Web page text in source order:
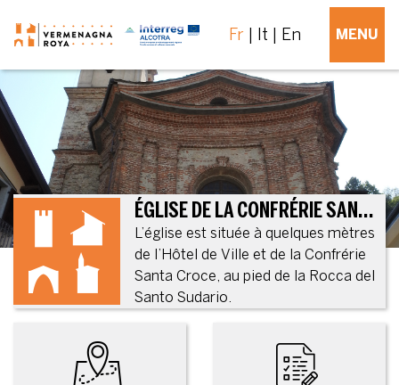
Fr It En MENU
ÉGLISE DE LA CONFRÉRIE SANTA CROCE
L’église est située à quelques mètres
de l’Hôtel de Ville et de la Confrérie
Santa Croce, au pied de la Rocca del
Santo Sudario.